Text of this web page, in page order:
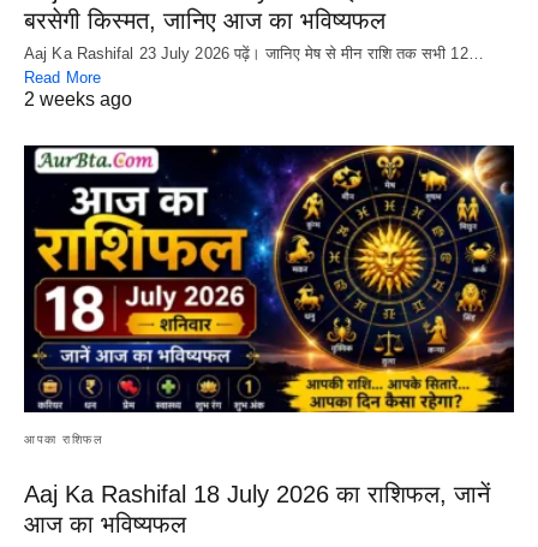
बरसेगी किस्मत, जानिए आज का भविष्यफल
Aaj Ka Rashifal 23 July 2026 पढ़ें। जानिए मेष से मीन राशि तक सभी 12…
Read More
2 weeks ago
आपका राशिफल
Aaj Ka Rashifal 18 July 2026 का राशिफल, जानें
आज का भविष्यफल